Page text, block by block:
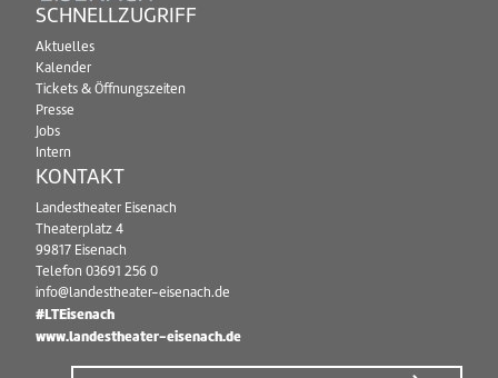
SCHNELLZUGRIFF
Aktuelles
Kalender
Tickets & Öffnungszeiten
Presse
Jobs
Intern
KONTAKT
Landestheater Eisenach
Theaterplatz 4
99817 Eisenach
Telefon 03691 256 0
info@landestheater-eisenach.de
#LTEisenach
www.landestheater-eisenach.de